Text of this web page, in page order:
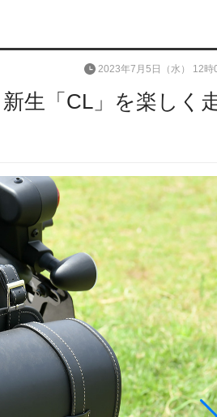
生「CL」を楽しく
2023年7月5日（水） 12時